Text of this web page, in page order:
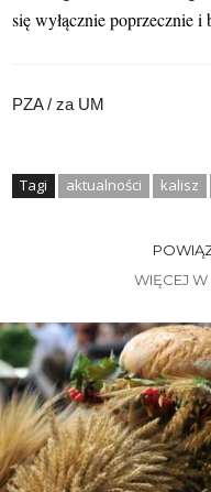
się wyłącznie poprzecznie
PZA / za UM
Tagi aktualności kalisz
WIĘCEJ W